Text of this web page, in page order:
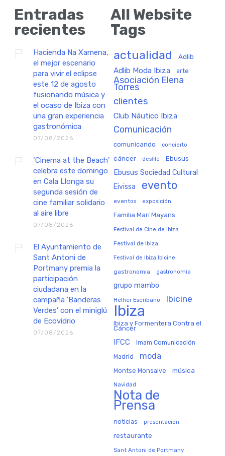
Entradas
recientes
Hacienda Na Xamena,
el mejor escenario
para vivir el eclipse
este 12 de agosto
fusionando música y
el ocaso de Ibiza con
una gran experiencia
gastronómica
07/08/2026
‘Cinema at the Beach’
celebra este domingo
en Cala Llonga su
segunda sesión de
cine familiar solidario
al aire libre
07/08/2026
El Ayuntamiento de
Sant Antoni de
Portmany premia la
participación
ciudadana en la
campaña 'Banderas
Verdes' con el miniglú
de Ecovidrio
07/08/2026
All Website
Tags
actualidad Adlib
Adlib Moda Ibiza arte
Asociación Elena
Torres
clientes
Club Náutico Ibiza
Comunicación
comunicando concierto
cáncer desfile Ebusus
Ebusus Sociedad Cultural
Eivissa evento
eventos exposición
Familia Marí Mayans
Festival de Cine de Ibiza
Festival de Ibiza
Festival de Ibiza Ibicine
gastronomia gastronomía
grupo mambo
Helher Escribano Ibicine
Ibiza
Ibiza y Formentera Contra el
Cáncer
IFCC Imam Comunicación
Madrid moda
Montse Monsalve música
Navidad
Nota de
Prensa
noticias presentación
restaurante
Sant Antoni de Portmany